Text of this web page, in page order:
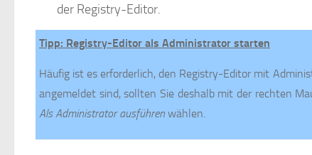
der Registry-Editor.
Tipp: Registry-Editor als Administrator starten
Häufig ist es erforderlich, den Registry-Editor mit
angemeldet sind, sollten Sie deshalb mit der rechten
Als Administrator ausführen wählen.